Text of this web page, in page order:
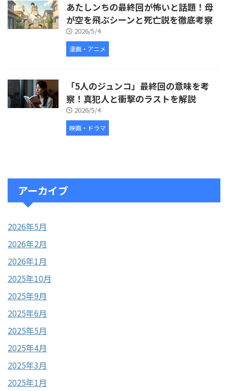
あたしンちの最終回が怖いと話題！母
が空を飛ぶシーンと死亡説を徹底考察
2026/5/4
漫画・アニメ
「5人のジュンコ」最終回の意味を考
察！真犯人と衝撃のラストを解説
2026/5/4
映画・ドラマ
アーカイブ
2026年5月
2026年2月
2026年1月
2025年10月
2025年9月
2025年6月
2025年5月
2025年4月
2025年3月
2025年1月